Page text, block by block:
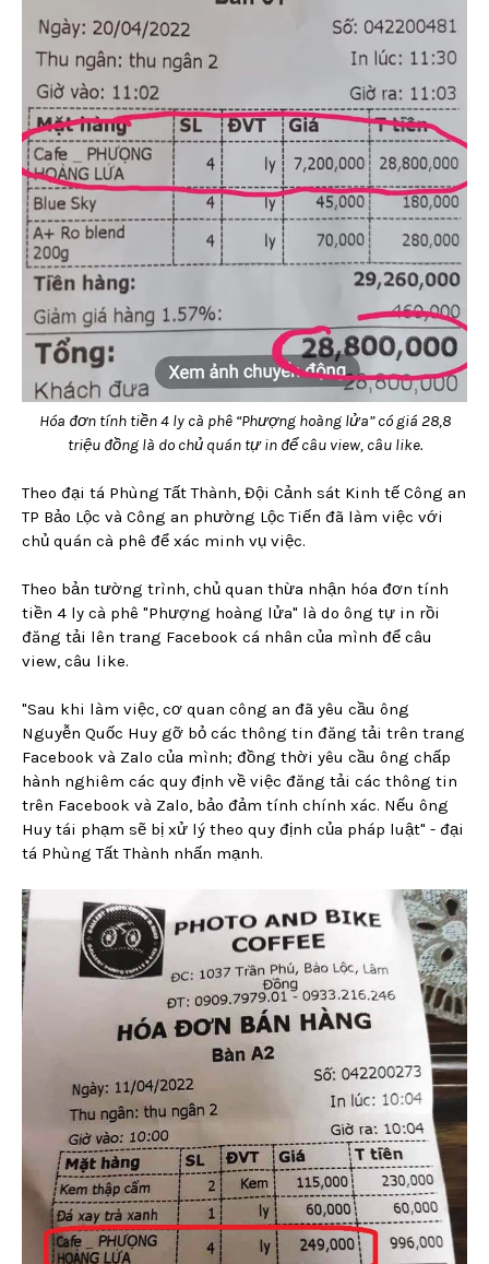
Hóa đơn tính tiền 4 ly cà phê “Phượng hoàng lửa” có giá 28,8
triệu đồng là do chủ quán tự in để câu view, câu like.
Theo đại tá Phùng Tất Thành, Đội Cảnh sát Kinh tế Công an
TP Bảo Lộc và Công an phường Lộc Tiến đã làm việc với
chủ quán cà phê để xác minh vụ việc.
Theo bản tường trình, chủ quan thừa nhận hóa đơn tính
tiền 4 ly cà phê "Phượng hoàng lửa" là do ông tự in rồi
đăng tải lên trang Facebook cá nhân của mình để câu
view, câu like.
"Sau khi làm việc, cơ quan công an đã yêu cầu ông
Nguyễn Quốc Huy gỡ bỏ các thông tin đăng tải trên trang
Facebook và Zalo của mình; đồng thời yêu cầu ông chấp
hành nghiêm các quy định về việc đăng tải các thông tin
trên Facebook và Zalo, bảo đảm tính chính xác. Nếu ông
Huy tái phạm sẽ bị xử lý theo quy định của pháp luật" - đại
tá Phùng Tất Thành nhấn mạnh.